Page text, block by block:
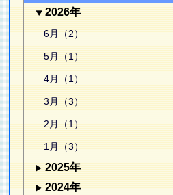
2026年
6月（2）
5月（1）
4月（1）
3月（3）
2月（1）
1月（3）
2025年
2024年